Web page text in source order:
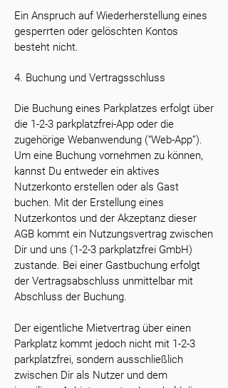
Ein Anspruch auf Wiederherstellung eines
gesperrten oder gelöschten Kontos
besteht nicht.
4. Buchung und Vertragsschluss
Die Buchung eines Parkplatzes erfolgt über
die 1-2-3 parkplatzfrei-App oder die
zugehörige Webanwendung (“Web-App”).
Um eine Buchung vornehmen zu können,
kannst Du entweder ein aktives
Nutzerkonto erstellen oder als Gast
buchen. Mit der Erstellung eines
Nutzerkontos und der Akzeptanz dieser
AGB kommt ein Nutzungsvertrag zwischen
Dir und uns (1-2-3 parkplatzfrei GmbH)
zustande. Bei einer Gastbuchung erfolgt
der Vertragsabschluss unmittelbar mit
Abschluss der Buchung.
Der eigentliche Mietvertrag über einen
Parkplatz kommt jedoch nicht mit 1-2-3
parkplatzfrei, sondern ausschließlich
zwischen Dir als Nutzer und dem